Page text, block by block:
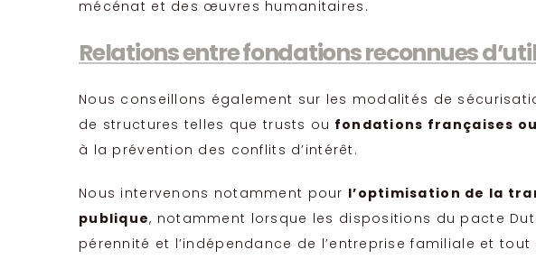
mécénat et des œuvres humanitaires.
Relations entre fondations reconnues
Nous conseillons également sur les modalités de
de structures telles que trusts ou fondations françaises
à la prévention des conflits d’intérêt.
Nous intervenons notamment pour l’optimisation de la
publique, notamment lorsque les dispositions du pacte
pérennité et l’indépendance de l’entreprise familiale et